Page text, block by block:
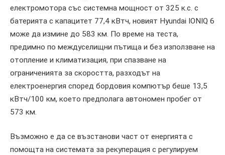
електромотора със системна мощност от 325 к.с. с
батерията с капацитет 77,4 кВтч, новият Hyundai IONIQ 6
може да измине до 583 км. По време на теста,
предимно по междуселищни пътища и без използване на
отопление и климатизация, при спазване на
ограниченията за скоростта, разходът на
електроенергия според бордовия компютър беше 13,5
кВтч/100 км, което предполага автономен пробег от
573 км.
Възможно е да се възстанови част от енергията с
помощта на системата за рекуперация с регулируем